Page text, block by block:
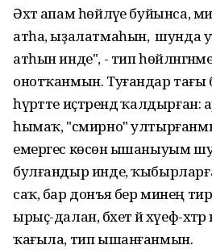
Әхәт апам һөйләүе буйынса,
атһа, ыҙалатмаһын, ә шунда уҡ
атһын инде", - тип
онотҡанмын. Туғандар
һүрәтте иҫтәрендә ҡалдырған:
һымаҡ, "смирно"
емергес көсөнә ышаныуым
булғандыр инде,
саҡ, бар донъя бер минең
ырыҫ-далан, бәхет йә хәүеф-
ҡағыла, тип ышанғанмын.